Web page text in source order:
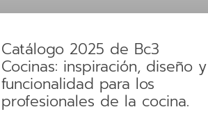
Catálogo 2025 de Bc3
Cocinas: inspiración, diseño y
funcionalidad para los
profesionales de la cocina.